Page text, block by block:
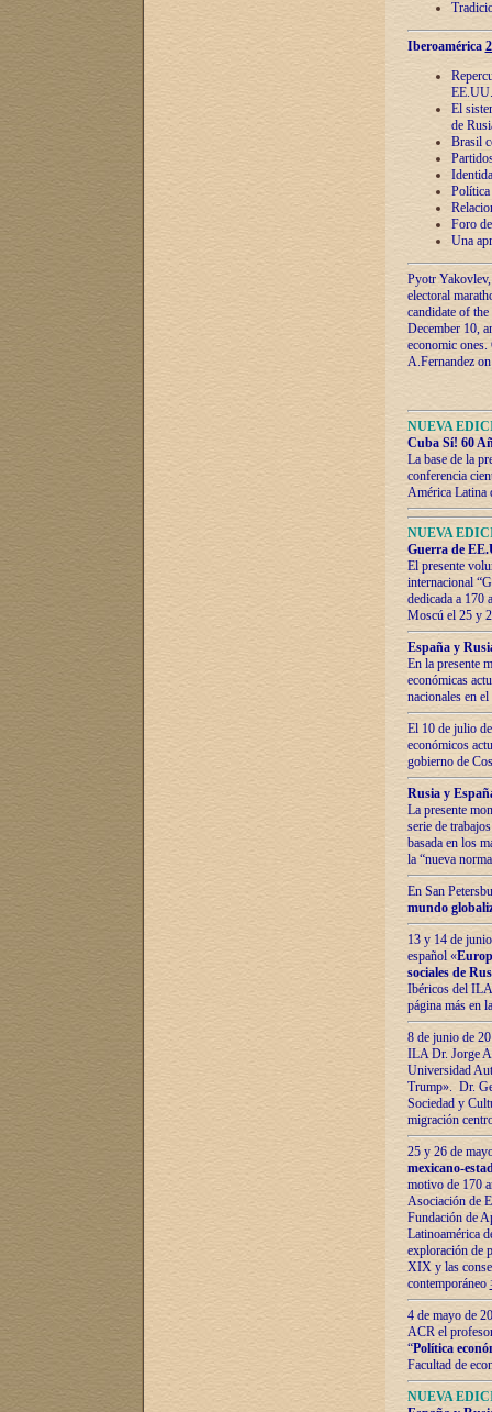
Iberoamérica
EE.UU.
El
de
Brasil
Política
Foro
Una
Pyotr
electoral
candidate of
December 10,
economic
A.Fernandez
NUEVA
Cuba Sí! 60
La base de la
conferencia
América Latina
NUEVA
Guerra de
El presente
internacional
dedicada a 170
Moscú el 25 y
España y
En la presente
económicas
nacionales en
El 10 de julio
económicos
gobierno de
Rusia y
La presente
serie de
basada en los
la “nueva
En San
mundo
13 y 14 de
español «
sociales de
Ibéricos del ILA
página más en
8 de junio de
ILA Dr. Jorge
Universidad
Trump». Dr.
Sociedad y
migración
25 y 26 de
mexicano-
motivo de 170
Asociación de
Fundación de
Latinoamérica
exploración de
XIX y las
contemporáneo
4 de mayo de
ACR el
“Política
Facultad de
NUEVA